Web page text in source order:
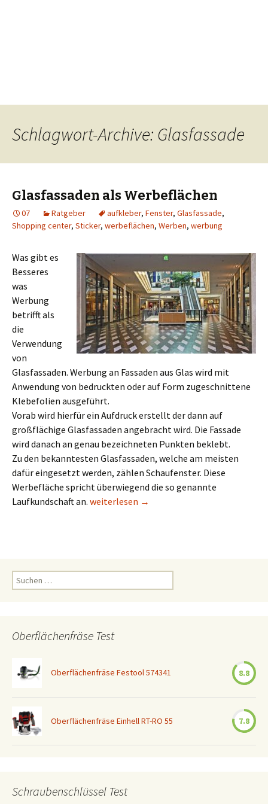
Schlagwort-Archive: Glasfassade
Glasfassaden als Werbeflächen
07 Ratgeber aufkleber, Fenster, Glasfassade,
Shopping center, Sticker, werbeflächen, Werben, werbung
Was gibt es
Besseres
was
Werbung
betrifft als
die
Verwendung
von
Glasfassaden. Werbung an Fassaden aus Glas wird mit
Anwendung von bedruckten oder auf Form zugeschnittene
Klebefolien ausgeführt.
Vorab wird hierfür ein Aufdruck erstellt der dann auf
großflächige Glasfassaden angebracht wird. Die Fassade
wird danach an genau bezeichneten Punkten beklebt.
Zu den bekanntesten Glasfassaden, welche am meisten
dafür eingesetzt werden, zählen Schaufenster. Diese
Werbefläche spricht überwiegend die so genannte
Laufkundschaft an. Glasfassaden als Werbeflächen
weiterlesen →
Suchen
nach:
Oberflächenfräse Test
Oberflächenfräse Festool 574341 8.8
Oberflächenfräse Einhell RT-RO 55 7.8
Schraubenschlüssel Test